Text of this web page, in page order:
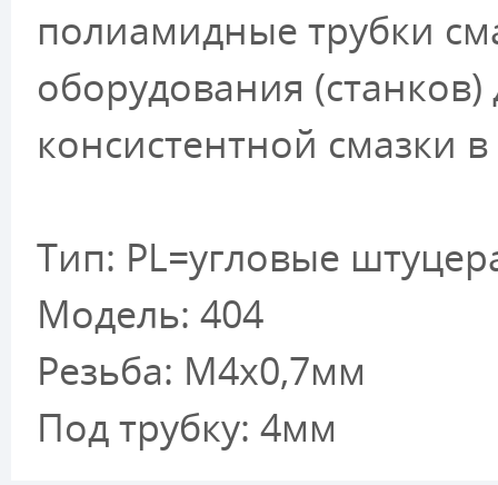
полиамидные трубки
оборудования
консистентной смазки
Тип: PL=угловые
Модель: 404
Резьба: М4х0,7мм
Под трубку: 4мм